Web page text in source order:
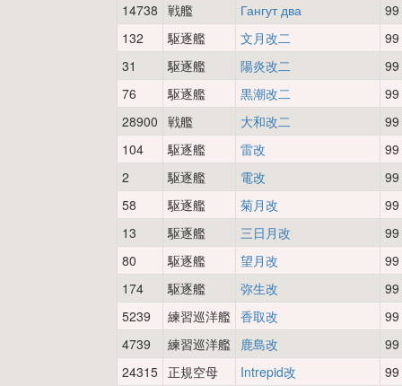
14738 戦艦 Гангут два
99
132
駆逐艦 文月改二
99
31
駆逐艦 陽炎改二
99
76
駆逐艦 黒潮改二
99
28900 戦艦 大和改二
99
104
駆逐艦 雷改
99
2
駆逐艦 電改
99
58
駆逐艦 菊月改
99
13
駆逐艦 三日月改
99
80
駆逐艦 望月改
99
174
駆逐艦 弥生改
99
5239
練習巡洋艦 香取改
99
4739
練習巡洋艦 鹿島改
99
24315 正規空母 Intrepid改 99